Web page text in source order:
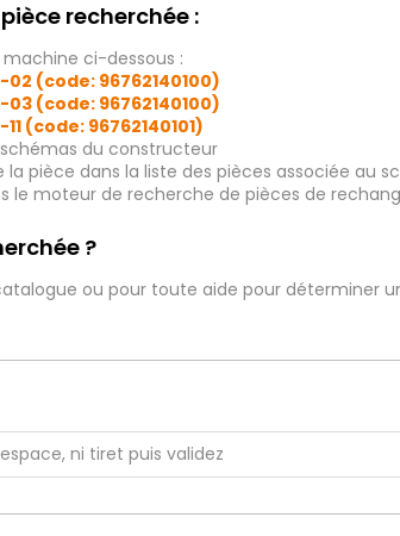
recherchée :
ci-dessous :
02 (code: 96762140100)
03 (code: 96762140100)
(code: 96762140101)
du constructeur
pièce dans la liste des pièces associée au
le moteur de recherche de pièces de
?
ou pour toute aide pour déterminer